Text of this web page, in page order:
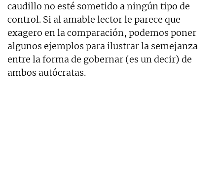
caudillo no esté sometido a ningún tipo de
control. Si al amable lector le parece que
exagero en la comparación, podemos poner
algunos ejemplos para ilustrar la semejanza
entre la forma de gobernar (es un decir) de
ambos autócratas.